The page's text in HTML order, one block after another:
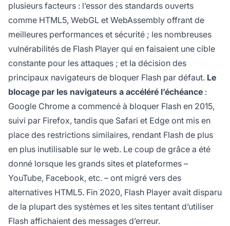
plusieurs facteurs : l’essor des standards ouverts
comme HTML5, WebGL et WebAssembly offrant de
meilleures performances et sécurité ; les nombreuses
vulnérabilités de Flash Player qui en faisaient une cible
constante pour les attaques ; et la décision des
principaux navigateurs de bloquer Flash par défaut. Le
blocage par les navigateurs a accéléré l’échéance :
Google Chrome a commencé à bloquer Flash en 2015,
suivi par Firefox, tandis que Safari et Edge ont mis en
place des restrictions similaires, rendant Flash de plus
en plus inutilisable sur le web. Le coup de grâce a été
donné lorsque les grands sites et plateformes –
YouTube, Facebook, etc. – ont migré vers des
alternatives HTML5. Fin 2020, Flash Player avait disparu
de la plupart des systèmes et les sites tentant d’utiliser
Flash affichaient des messages d’erreur.